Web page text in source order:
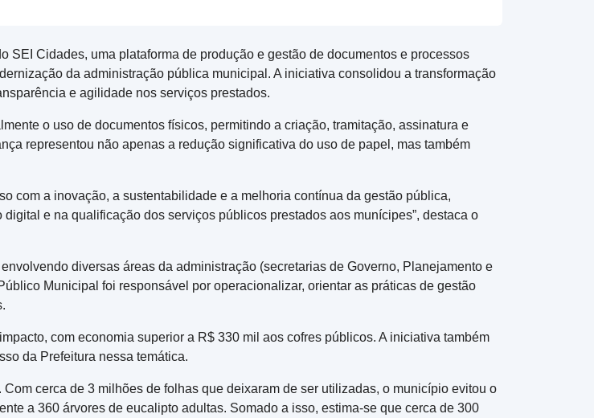
Cidades, uma plataforma de produção e gestão de documentos e processos
da administração pública municipal. A iniciativa consolidou a transformação
e agilidade nos serviços prestados.
o uso de documentos físicos, permitindo a criação, tramitação, assinatura e
representou não apenas a redução significativa do uso de papel, mas também
com a inovação, a sustentabilidade e a melhoria contínua da gestão pública,
e na qualificação dos serviços públicos prestados aos munícipes”, destaca o
diversas áreas da administração (secretarias de Governo, Planejamento e
Municipal foi responsável por operacionalizar, orientar as práticas de gestão
com economia superior a R$ 330 mil aos cofres públicos. A iniciativa também
da Prefeitura nessa temática.
cerca de 3 milhões de folhas que deixaram de ser utilizadas, o município evitou o
a 360 árvores de eucalipto adultas. Somado a isso, estima-se que cerca de 300